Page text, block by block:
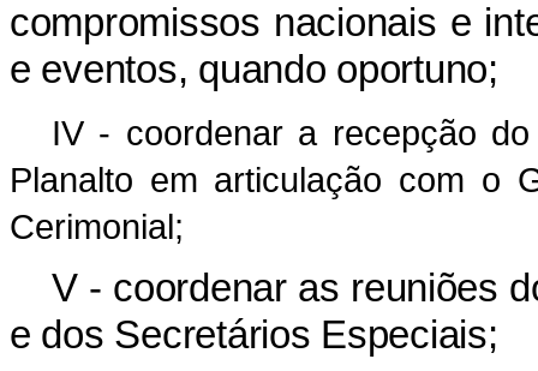
compromissos nacionais e
e eventos, quando oportuno;
IV - coordenar a recepção
Planalto em articulação com o
Cerimonial;
V - coordenar as reuniões
e dos Secretários Especiais;